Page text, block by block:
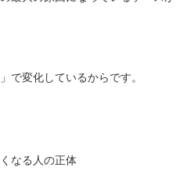
で変化しているからです。
なる人の正体